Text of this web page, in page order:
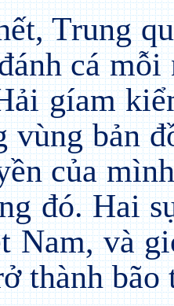
Trung
cá
gíam
vùng bản
của
đó. Hai
Nam, và
thành bão